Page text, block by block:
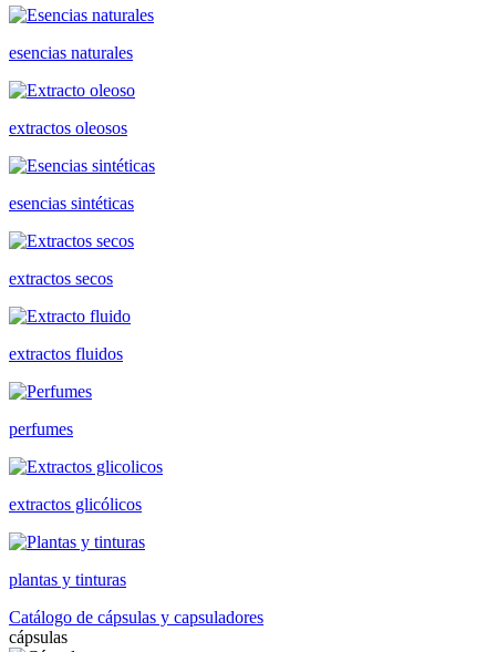
esencias naturales
extractos oleosos
esencias sintéticas
extractos secos
extractos fluidos
perfumes
extractos glicólicos
plantas y tinturas
Catálogo de cápsulas y capsuladores
cápsulas